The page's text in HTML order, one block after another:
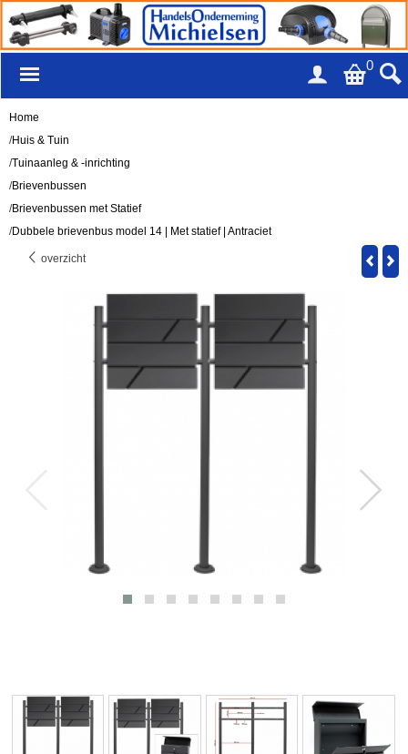
0
Home
/Huis & Tuin
/Tuinaanleg & -inrichting
/Brievenbussen
/Brievenbussen met Statief
/Dubbele brievenbus model 14 | Met statief | Antraciet
overzicht